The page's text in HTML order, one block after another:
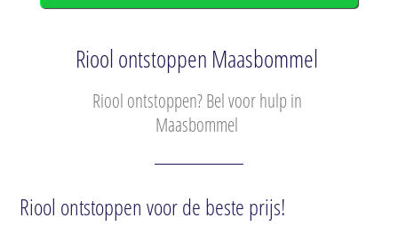
Riool ontstoppen Maasbommel
Riool ontstoppen? Bel voor hulp in
Maasbommel
Riool ontstoppen voor de beste prijs!